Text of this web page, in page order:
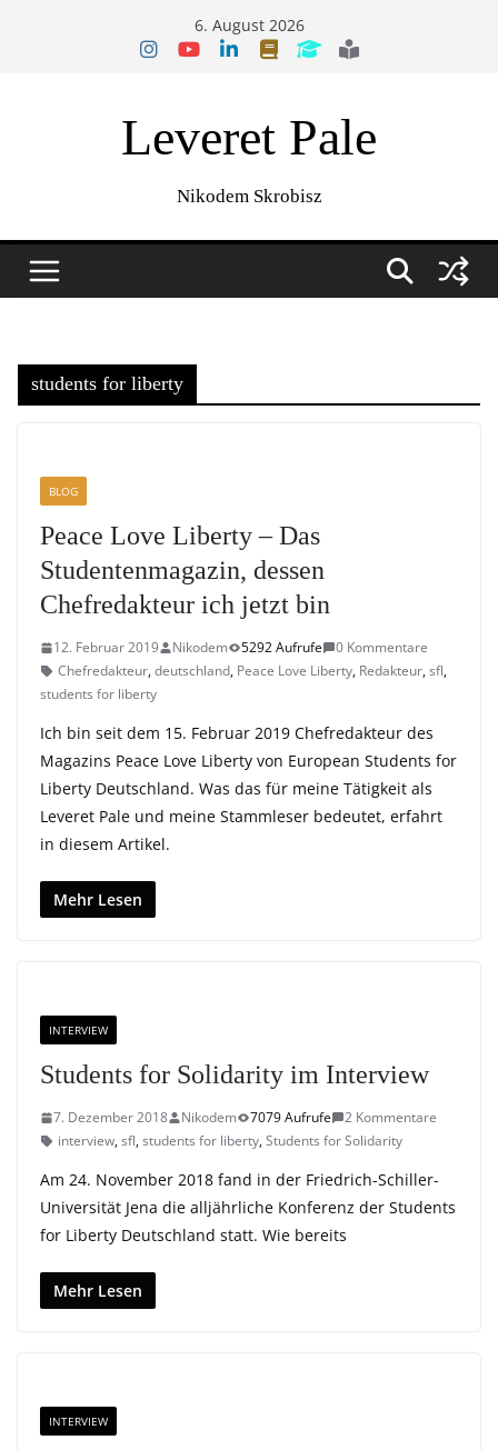
6. August 2026
Leveret Pale
Nikodem Skrobisz
students for liberty
BLOG
Peace Love Liberty – Das
Studentenmagazin, dessen
Chefredakteur ich jetzt bin
12. Februar 2019 Nikodem 5292 Aufrufe
0 Kommentare
Chefredakteur,deutschland, Peace Love Liberty, Redakteur,sfl,
students for liberty
Ich bin seit dem 15. Februar 2019 Chefredakteur des
Magazins Peace Love Liberty von European Students for
Liberty Deutschland. Was das für meine Tätigkeit als
Leveret Pale und meine Stammleser bedeutet, erfahrt
in diesem Artikel.
Mehr Lesen
INTERVIEW
Students for Solidarity im Interview
7. Dezember 2018 Nikodem 7079 Aufrufe
2 Kommentare
interview,sfl,students for liberty,Students for Solidarity
Am 24. November 2018 fand in der Friedrich-Schiller-
Universität Jena die alljährliche Konferenz der Students
for Liberty Deutschland statt. Wie bereits
Mehr Lesen
INTERVIEW